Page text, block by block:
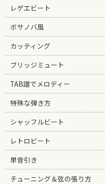
レゲエビート
ボサノバ風
カッティング
ブリッジミュート
TAB譜でメロディー
特殊な弾き方
シャッフルビート
レトロビート
単音引き
チューニング＆弦の張り方